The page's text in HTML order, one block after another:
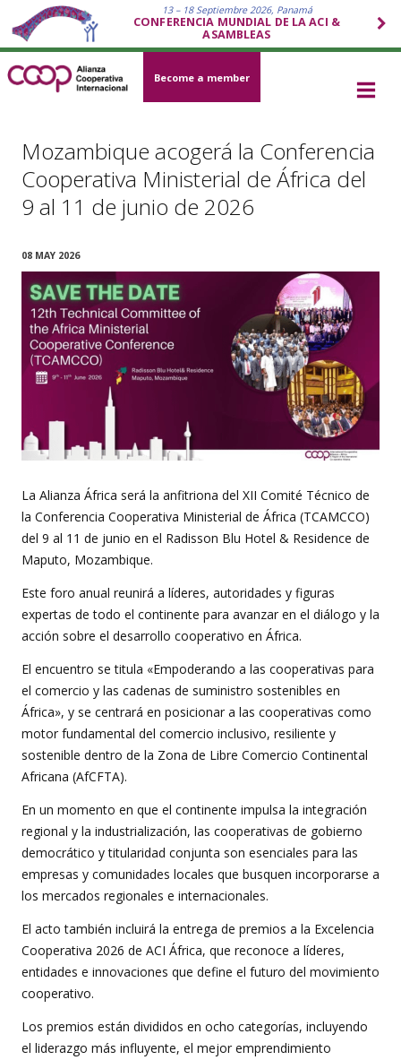
13 – 18 Septiembre 2026, Panamá
CONFERENCIA MUNDIAL DE LA ACI &
ASAMBLEAS
Become a member
Mozambique acogerá la Conferencia
Cooperativa Ministerial de África del
9 al 11 de junio de 2026
08 MAY 2026
La Alianza África será la anfitriona del XII Comité Técnico de
la Conferencia Cooperativa Ministerial de África (TCAMCCO)
del 9 al 11 de junio en el Radisson Blu Hotel & Residence de
Maputo, Mozambique.
Este foro anual reunirá a líderes, autoridades y figuras
expertas de todo el continente para avanzar en el diálogo y la
acción sobre el desarrollo cooperativo en África.
El encuentro se titula «Empoderando a las cooperativas para
el comercio y las cadenas de suministro sostenibles en
África», y se centrará en posicionar a las cooperativas como
motor fundamental del comercio inclusivo, resiliente y
sostenible dentro de la Zona de Libre Comercio Continental
Africana (AfCFTA).
En un momento en que el continente impulsa la integración
regional y la industrialización, las cooperativas de gobierno
democrático y titularidad conjunta son esenciales para las
empresas y comunidades locales que busquen incorporarse a
los mercados regionales e internacionales.
El acto también incluirá la entrega de premios a la Excelencia
Cooperativa 2026 de ACI África, que reconoce a líderes,
entidades e innovaciones que define el futuro del movimiento
cooperativo.
Los premios están divididos en ocho categorías, incluyendo
el liderazgo más influyente, el mejor emprendimiento